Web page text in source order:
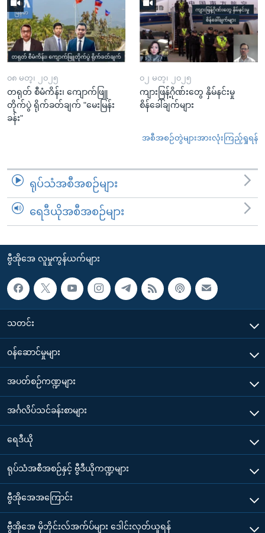
၀၈ မတ္၊ ၂၀၂၅
တရုတ် စီမံကိန်း၊ ကျောက်ဖြူ
တိုက်ပွဲ ရိုက်ခတ်ချက် "မေးမြန်း
ခန်း"
၀၂ မတ္၊ ၂၀၂၅
ကျားဖြန့်ဂိုဏ်းတွေ နှိမ်နင်းမှု
စိန်ခေါ်ချက်များ
အစီအစဉ်တွဲများအားလုံးကြည့်ရှုရန်
ရုပ်သံအစီအစဉ်များ
ရေဒီယိုအစီအစဉ်များ
ဗွီအိုအေ လူမှုကွန်ယက်များ
သတင်း
၀န်ဆောင်မှုများ
အပတ်စဉ်ကဏ္ဍများ
အင်္ဂလိပ်သင်ခန်းစာများ
ရေဒီယို
ရုပ်သံအစီအစဉ်နှင့် ဗွီဒီယိုကဏ္ဍများ
ဗွီအိုအေအကြောင်း
ဗွီအိုအေ မိုဘိုင်းလ်အက်ပ်များ ဒေါင်းလုတ်ယူရန်